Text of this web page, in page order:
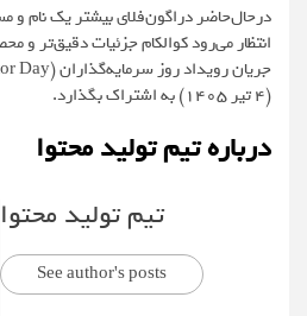
در‌حال‌حاضر دراگون‌فلای بیشتر یک نام
انتظار می‌رود کوالکام جزئیات دقیق‌تر و
(۴ تیر ۱۴۰۵) به اشتراک بگذارد.
درباره تیم تولید محتوا
تیم تولید محتوا
See author's posts